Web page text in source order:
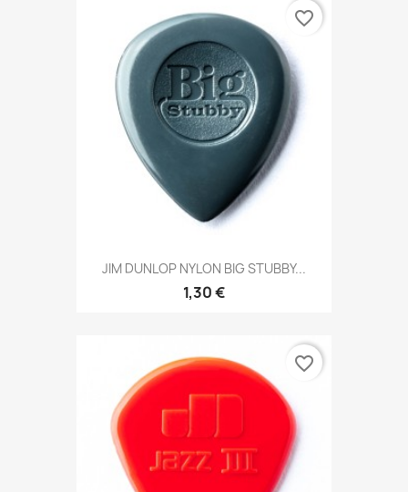
JIM DUNLOP NYLON BIG STUBBY...
1,30 €
favorite_border
favorite_border